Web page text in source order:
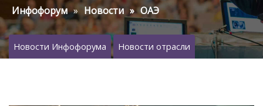
Инфофорум Новости ОАЭ
Новости Инфофорума Новости отрасли